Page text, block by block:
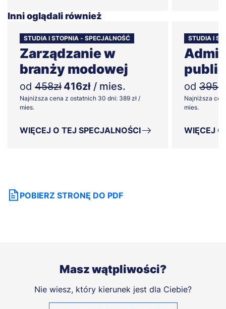
Inni oglądali również
STUDIA I STOPNIA - SPECJALNOŚĆ
Zarządzanie w
branży modowej
od 458zł 416zł / mies.
Najniższa cena z ostatnich 30 dni: 389 zł /
mies.
WIĘCEJ O TEJ SPECJALNOŚCI
STUDIA I
od 395zł
Najniższa
mies.
WIĘCEJ
POBIERZ STRONĘ DO PDF
Masz wątpliwości?
Nie wiesz, który kierunek jest dla Ciebie?